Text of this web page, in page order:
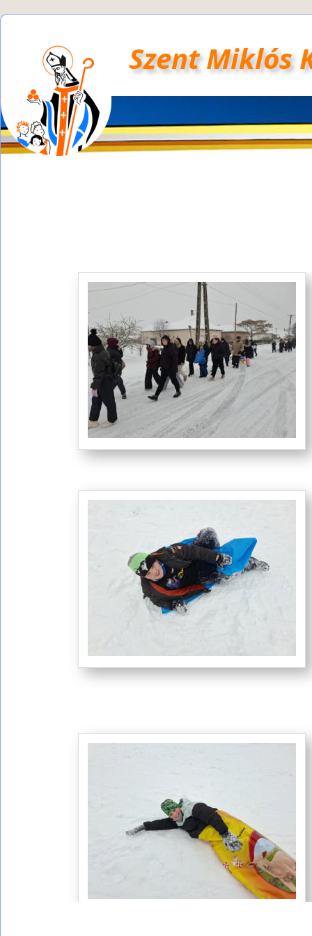
Szent Miklós